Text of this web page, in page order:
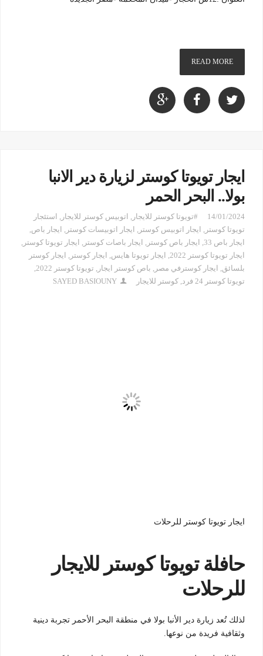
READ MORE
ايجار تويوتا كوستر لزيارة دير الانبا
بولا.. البحر الحمر
14/01/2024 #تويوتا كوستر للايجار , اتوبيس كوستر للايجار , استئجار
تويوتا كوستر , ايجار اتوبيس كوستر , ايجار اتوبيسات كوستر , ايجار باص,
ايجار باص 33
, ايجار باص كوستر , ايجار باصات كوستر , ايجار تويوتا كوستر ,
ايجار تويوتا كوستر 2022
, ايجار تويوتا هايس, ايجار كوستر , ايجار كوستر
بلسائق, ايجار كوسترفي مصر , باص كوستر ايجار , تويوتا كوستر 2022
,
تويوتا كوستر 24 فرد
, كوستر للايجار SAYED BASIOUNY
ايجار تويوتا كوستر للرحلات
حافلة تويوتا كوستر للايجار
للرحلات
لذلك تُعد زيارة دير الأنبا بولا في منطقة البحر الأحمر تجربة دينية
وثقافية فريدة من نوعها.